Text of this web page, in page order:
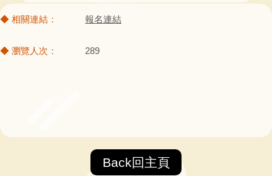
報名連結
289
Back回主頁